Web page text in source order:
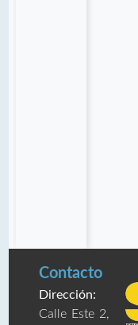
Contacto
Dirección:
Calle Este 2,